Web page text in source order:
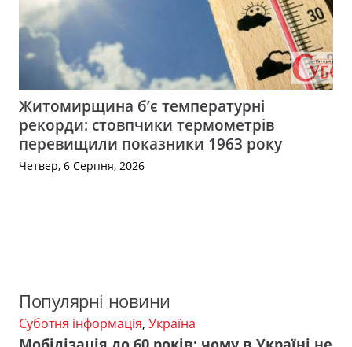
Житомирщина б’є температурні
рекорди: стовпчики термометрів
перевищили показники 1963 року
Четвер, 6 Серпня, 2026
Популярні новини
Суботня інформація, Україна